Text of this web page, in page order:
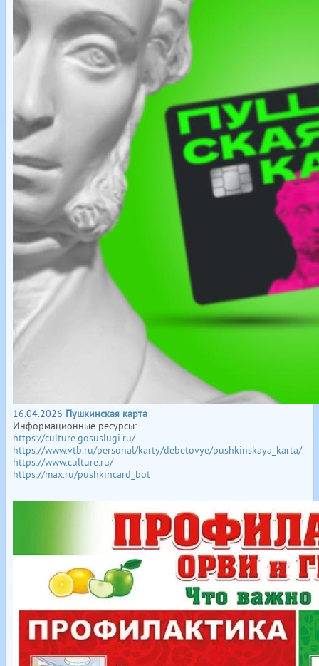
16.04.2026 Пушкинская карта
Информационные ресурсы:
https://culture.gosuslugi.ru/
https://www.vtb.ru/personal/karty/debetovye/pushkinskaya_karta/
https://www.culture.ru/
https://max.ru/pushkincard_bot